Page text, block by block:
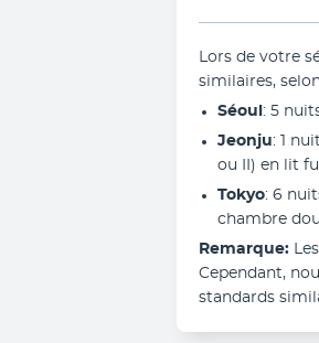
Lors de votre
similaires,
Séoul : 5
Jeonju: 1
ou II) en lit
Tokyo: 6
chambre
Remarque:
Cependant,
standards